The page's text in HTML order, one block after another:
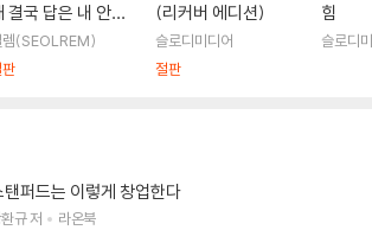
결국 답은 내 안에
다
렘(SEOLREM)
판
(리커버 에디션)
슬로디미디어
절판
힘
슬로디
탠퍼드는 이렇게 창업한다
규저 라온북